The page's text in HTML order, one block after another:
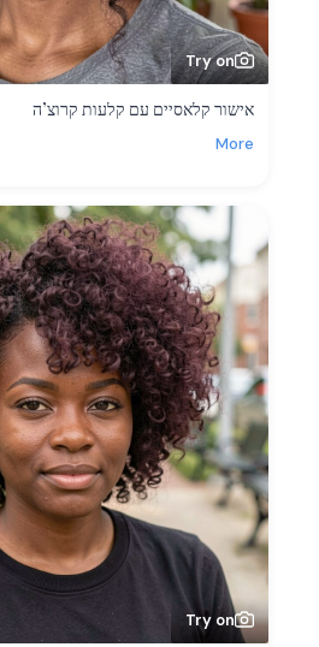
Try on
אישור קלאסיים עם קלעות קרוצ’ה
More
Try on